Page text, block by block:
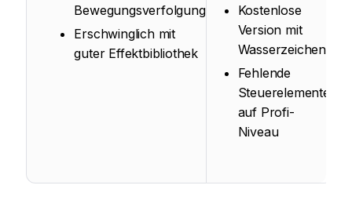
Bewegungsverfolgung
Erschwinglich mit
guter Effektbibliothek
Kostenlose
Version mit
WasserzeichenL
Fehlende
Steuerelemente
auf Profi-
Niveau